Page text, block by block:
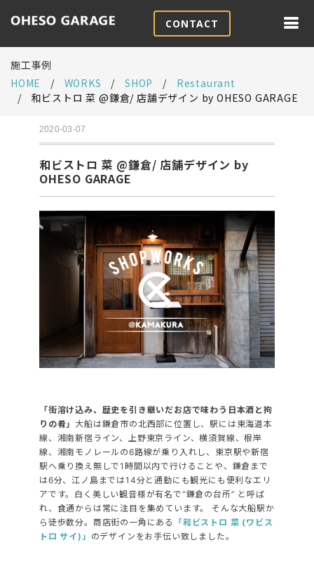
CONTACT
施工事例
HOME
WORKS SHOP
Restaurant
和ビストロ 菜 @鎌倉/ 店舗デザイン by OHESO GARAGE
2020-03-07
和ビストロ 菜 @鎌倉/ 店舗デザイン by
OHESO GARAGE
「街溶け込み、歴史を引き継いだお店で味わう日本酒と拘
りの肴」 大船は鎌倉市の北西部に位置し、駅には東海道本
線、湘南新宿ライン、上野東京ライン、横須賀線、根岸
線、湘南モノレールの6路線が乗り入れし、 東京駅や新宿
駅へ乗り換え無しで1時間以内で行けることや、 鎌倉まで
は6分、江ノ島までは14分と通勤にも観光にも便利なエリ
アです。 白く美しい観音様が有名で“鎌倉の台所” と呼ば
れ、 食通からは常に注目を集めています。 そんな大船駅か
ら徒歩数分。商店街の一角にある
「和ビストロ 菜 (ワビス
トロ サイ)」 のデザインをお手伝い致しました。